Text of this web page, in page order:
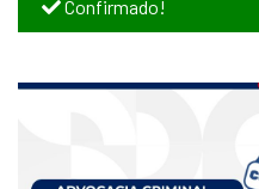
Confirmado!